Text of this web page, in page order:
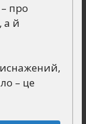
про
а й
– це